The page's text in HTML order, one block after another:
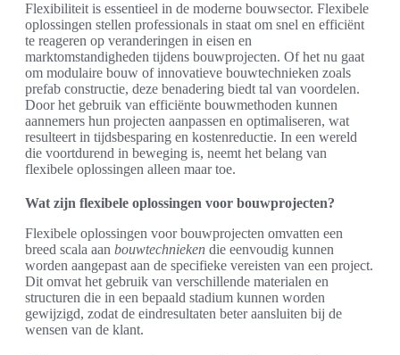
Flexibiliteit is essentieel in de moderne bouwsector. Flexibele
oplossingen stellen professionals in staat om snel en efficiënt
te reageren op veranderingen in eisen en
marktomstandigheden tijdens bouwprojecten. Of het nu gaat
om modulaire bouw of innovatieve bouwtechnieken zoals
prefab constructie, deze benadering biedt tal van voordelen.
Door het gebruik van efficiënte bouwmethoden kunnen
aannemers hun projecten aanpassen en optimaliseren, wat
resulteert in tijdsbesparing en kostenreductie. In een wereld
die voortdurend in beweging is, neemt het belang van
flexibele oplossingen alleen maar toe.
Wat zijn flexibele oplossingen voor bouwprojecten?
Flexibele oplossingen voor bouwprojecten omvatten een
breed scala aan bouwtechnieken die eenvoudig kunnen
worden aangepast aan de specifieke vereisten van een project.
Dit omvat het gebruik van verschillende materialen en
structuren die in een bepaald stadium kunnen worden
gewijzigd, zodat de eindresultaten beter aansluiten bij de
wensen van de klant.